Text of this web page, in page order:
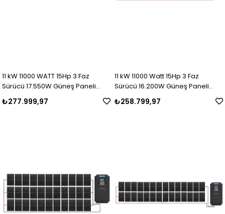
11 kW 11000 WATT 15Hp 3 Faz
Sürücü 17.550W Güneş Paneli
₺277.999,97
11 kW 11000 Watt 15Hp 3 Faz
Sürücü 16.200W Güneş Paneli
₺258.799,97